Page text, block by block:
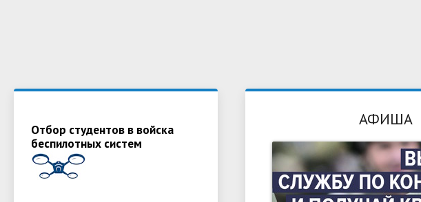
Отбор студентов в войска
беспилотных систем
АФИША